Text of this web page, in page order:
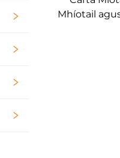
Mhíotail